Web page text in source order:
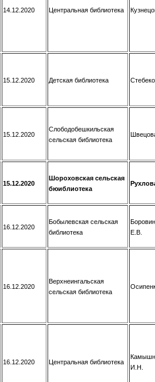
14.12.2020 Центральная библиотека
15.12.2020 Детская библиотека
15.12.2020
Слободобешкильская
сельская библиотека
15.12.2020
Шороховская сельская
бюиблиотека
16.12.2020
Бобылевская сельская
библиотека
Е.В.
16.12.2020
Верхнеингальская
сельская библиотека
16.12.2020 Центральная библиотека
И.Н.